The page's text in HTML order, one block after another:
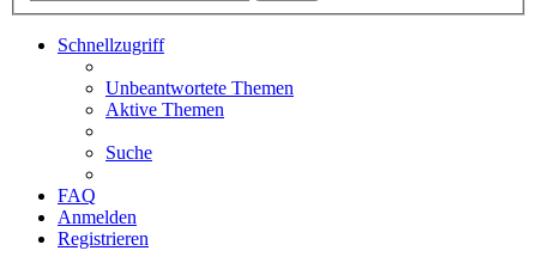
Schnellzugriff
Unbeantwortete Themen
Aktive Themen
Suche
FAQ
Anmelden
Registrieren